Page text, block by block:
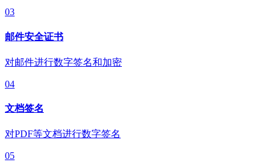
03
邮件安全证书
对邮件进行数字签名和加密
04
文档签名
对PDF等文档进行数字签名
05